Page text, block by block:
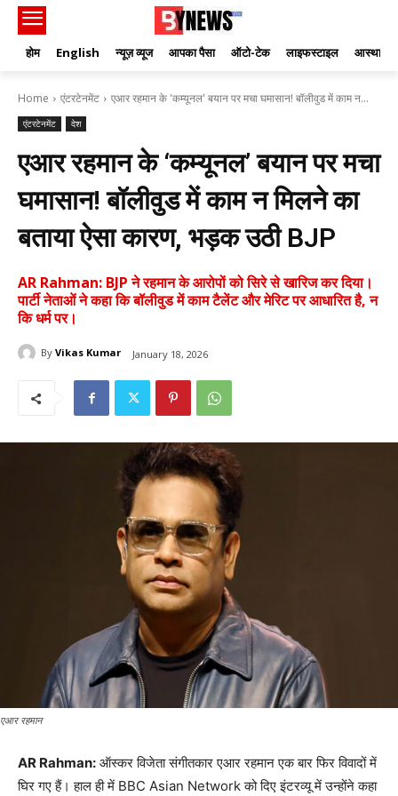
होम English न्यूज़ व्यूज आपका पैसा ऑटो-टेक लाइफस्टाइल आस्था
Home एंटरटेनमेंट एआर रहमान के 'कम्यूनल' बयान पर मचा घमासान! बॉलीवुड में काम न...
एंटरटेनमेंट देश
एआर रहमान के ‘कम्यूनल’ बयान पर मचा
घमासान! बॉलीवुड में काम न मिलने का
बताया ऐसा कारण, भड़क उठी BJP
AR Rahman: BJP ने रहमान के आरोपों को सिरे से खारिज कर दिया।
पार्टी नेताओं ने कहा कि बॉलीवुड में काम टैलेंट और मेरिट पर आधारित है, न
कि धर्म पर।
By Vikas Kumar January 18, 2026
एआर रहमान
AR Rahman: ऑस्कर विजेता संगीतकार एआर रहमान एक बार फिर विवादों में
घिर गए हैं। हाल ही में BBC Asian Network को दिए इंटरव्यू में उन्होंने कहा